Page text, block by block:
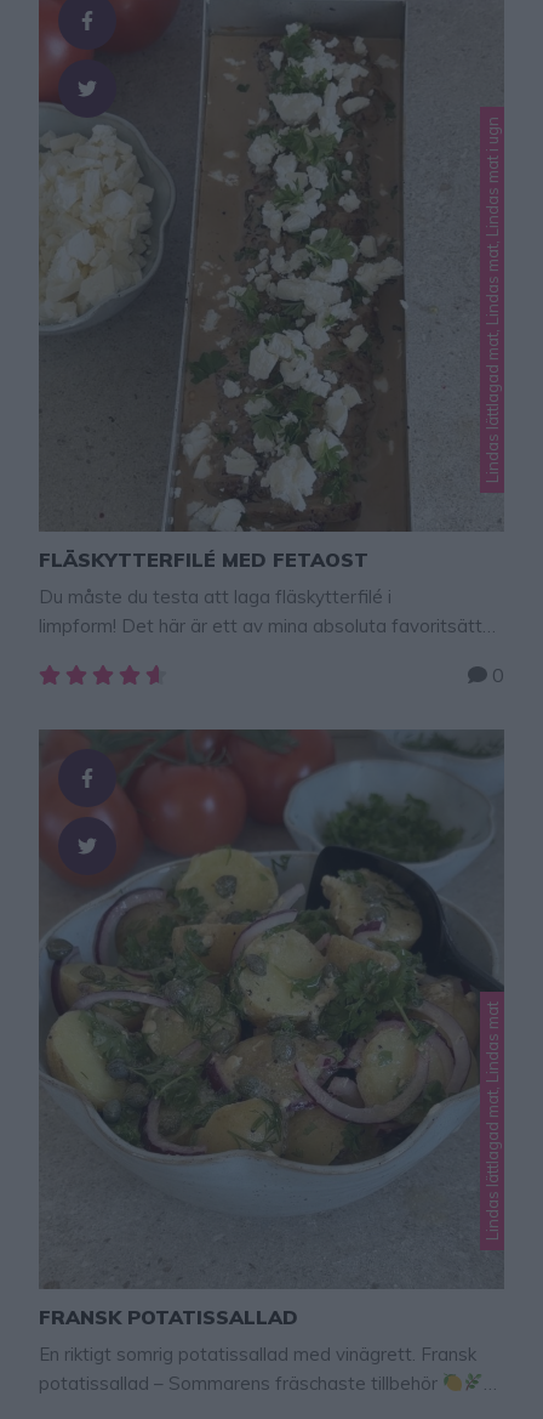
smak. Den håller …
Lindas lättlagad mat, Lindas mat, Lindas mat i ugn
FLÄSKYTTERFILÉ MED FETAOST
Du måste du testa att laga fläskytterfilé i
limpform! Det här är ett av mina absoluta favoritsätt
minimal ansträngning. Köttet blir oerhört mört och
så blir denna maträtt ännu godare! Genom att tillaga
filén i en …
0
Lindas lättlagad mat, Lindas mat
FRANSK POTATISSALLAD
En riktigt somrig potatissallad med vinägrett. Fransk
potatissallad – Sommarens fräschaste tillbehör